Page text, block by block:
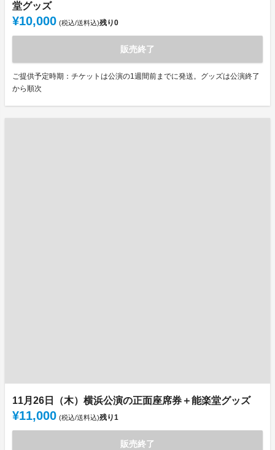
堂グッズ
¥10,000 (税込/送料込)残り0
販売終了
ご提供予定時期：チケットは公演の1週間前までに発送。グッズは公演終了
から順次
11月26日（木）横浜公演の正面座席券＋能楽堂グッズ
¥11,000 (税込/送料込)残り1
販売終了